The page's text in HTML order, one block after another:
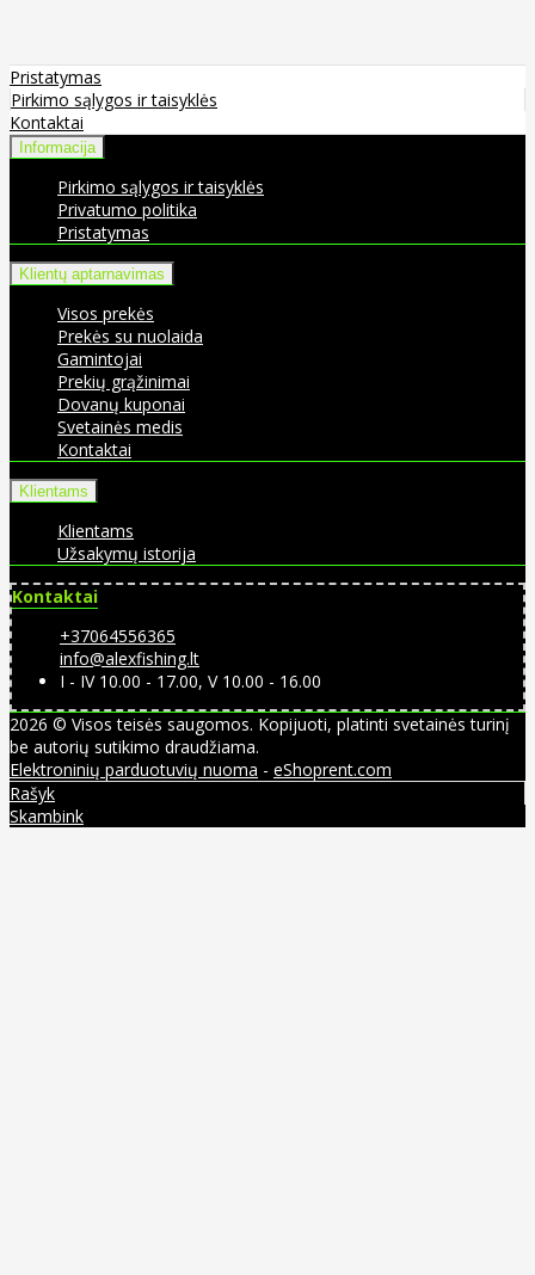
Pristatymas
Pirkimo sąlygos ir taisyklės
Kontaktai
Informacija
Pirkimo sąlygos ir taisyklės
Privatumo politika
Pristatymas
Klientų aptarnavimas
Visos prekės
Prekės su nuolaida
Gamintojai
Prekių grąžinimai
Dovanų kuponai
Svetainės medis
Kontaktai
Klientams
Klientams
Užsakymų istorija
Kontaktai
+37064556365
info@alexfishing.lt
I - IV 10.00 - 17.00, V 10.00 - 16.00
2026 © Visos teisės saugomos. Kopijuoti, platinti svetainės turinį
be autorių sutikimo draudžiama.
Elektroninių parduotuvių nuoma - eShoprent.com
Rašyk
Skambink